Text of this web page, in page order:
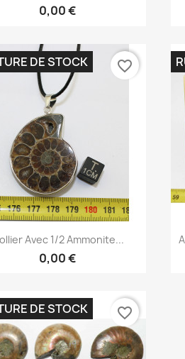
0,00 €
Aperçu rapide
Avec 1/2 Ammonite...
0,00 €
DE STOCK favorite_border
DE STOCK favorite_border